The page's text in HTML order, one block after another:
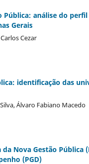
análise do
Gerais
Cezar
identificação das
Álvaro Fabiano Macedo
Nova Gestão
(PGD)